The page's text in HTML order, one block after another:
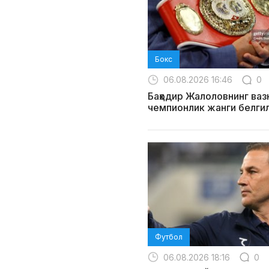
Бокс
06.08.2026 16:46 0
Баҳодир Жалоловнинг
чемпионлик жанги
Футбол
06.08.2026 18:16 0